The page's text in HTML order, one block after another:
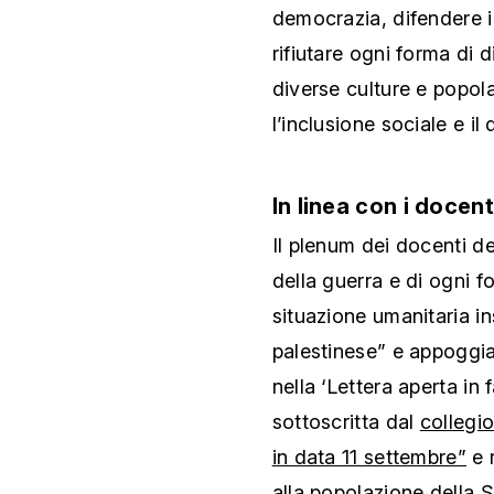
democrazia, difendere
rifiutare ogni forma di
diverse culture e
l’inclusione sociale e il
In linea con i
Il plenum dei docenti
della guerra e di ogni
situazione umanitaria
palestinese” e
nella ‘Lettera aperta in
sottoscritta dal
in data 11 settembre” e